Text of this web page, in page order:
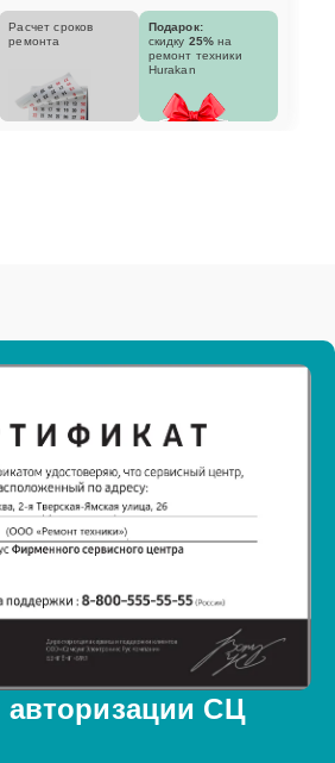
Расчет сроков
ремонта
Подарок:
скидку 25% на
ремонт техники
Hurakan
авторизации СЦ